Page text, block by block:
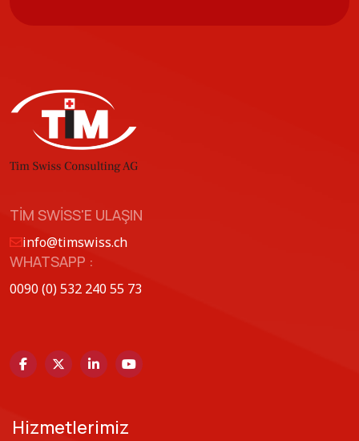
TIM SWISS'E ULAŞIN
info@timswiss.ch
WHATSAPP :
0090 (0) 532 240 55 73
Hizmetlerimiz